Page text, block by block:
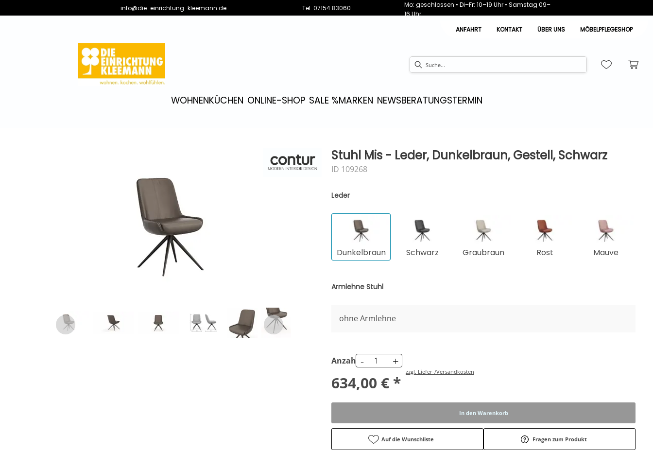
info@die-einrichtung-kleemann.de Tel. 07154 83060
Mo: geschlossen • Di–Fr: 10–19 Uhr • Samstag 09–
16 Uhr
ANFAHRT
KONTAKT ÜBER UNS MÖBELPFLEGESHOP
WOHNENKÜCHEN ONLINE-SHOP SALE %MARKEN NEWSBERATUNGSTERMIN
Stuhl Mis - Leder, Dunkelbraun, Gestell, Schwarz
ID 109268
Leder
Dunkelbraun Schwarz Graubraun Rost Mauve
Armlehne Stuhl
ohne Armlehne
Anzahl - +
634,00 € *
zzgl. Liefer-/Versandkosten
In den Warenkorb
Auf die Wunschliste Fragen zum Produkt